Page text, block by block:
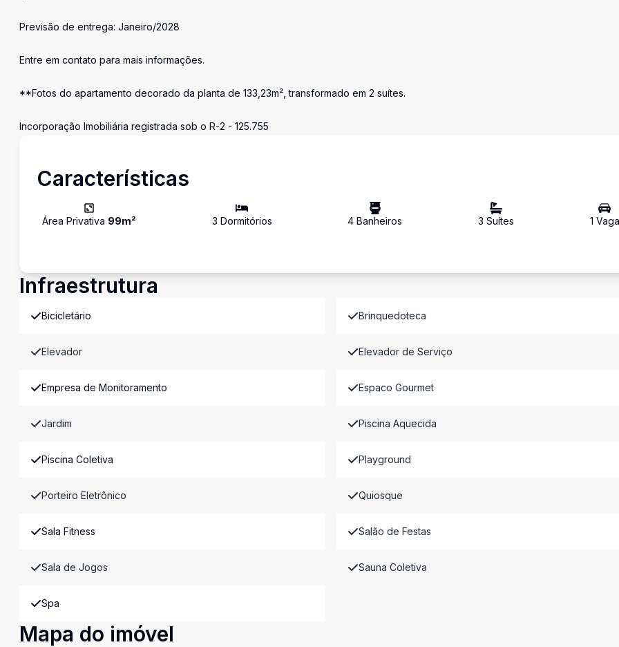
Previsão de entrega: Janeiro/2028
Entre em contato para mais informações.
**Fotos do apartamento decorado da planta de 133,23m², transformado em 2 suítes.
Incorporação Imobiliária registrada sob o R-2 - 125.755
Características
Área Privativa 99m² 3 Dormitórios 4 Banheiros 3 Suítes 1 Vaga
Infraestrutura
Bicicletário Brinquedoteca
Elevador Elevador de Serviço
Empresa de Monitoramento Espaco Gourmet
Jardim Piscina Aquecida
Piscina Coletiva Playground
Porteiro Eletrônico Quiosque
Sala Fitness Salão de Festas
Sala de Jogos Sauna Coletiva
Spa
Mapa do imóvel